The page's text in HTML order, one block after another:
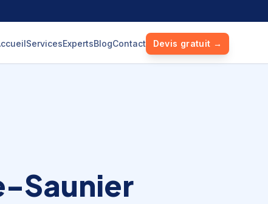
ServicesExpertsBlogContact Devis gratuit →
Saunier